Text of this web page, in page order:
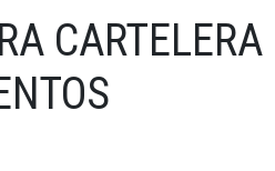
CARTELERA